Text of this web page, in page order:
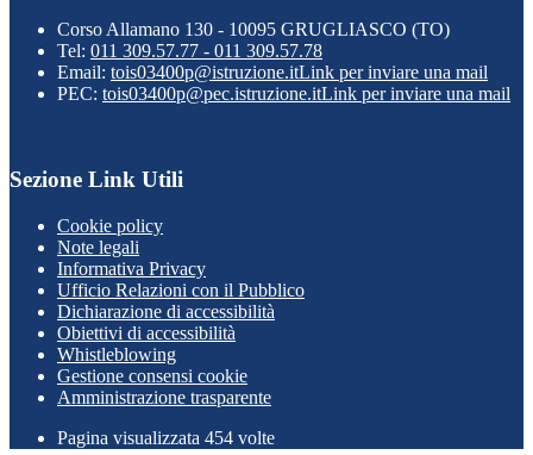
Corso Allamano 130 - 10095 GRUGLIASCO (TO)
Tel: 011 309.57.77 - 011 309.57.78
Email: tois03400p@istruzione.itLink per inviare una mail
PEC: tois03400p@pec.istruzione.itLink per inviare una mail
Sezione Link Utili
Cookie policy
Note legali
Informativa Privacy
Ufficio Relazioni con il Pubblico
Dichiarazione di accessibilità
Obiettivi di accessibilità
Whistleblowing
Gestione consensi cookie
Amministrazione trasparente
Pagina visualizzata 454 volte